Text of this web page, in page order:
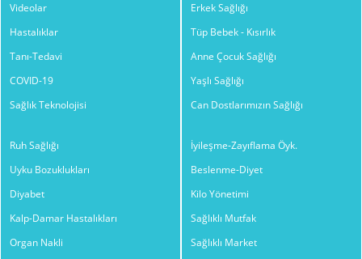
Videolar
Hastalıklar
Tanı-Tedavi
COVID-19
Sağlık Teknolojisi
Erkek Sağlığı
Tüp Bebek - Kısırlık
Anne Çocuk Sağlığı
Yaşlı Sağlığı
Can Dostlarımızın Sağlığı
Ruh Sağlığı
Uyku Bozuklukları
Diyabet
Kalp-Damar Hastalıkları
Organ Nakli
İyileşme-Zayıflama Öyk.
Beslenme-Diyet
Kilo Yönetimi
Sağlıklı Mutfak
Sağlıklı Market